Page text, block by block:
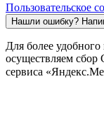
Пользовательское
Нашли ошибку?
Для более
осуществляем
сервиса